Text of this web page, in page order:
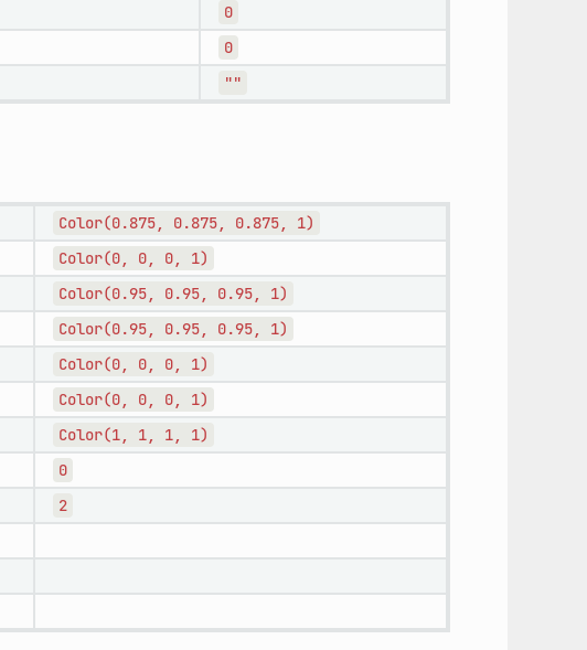
0
0
""
Color(0.875, 0.875, 0.875, 1)
Color(0, 0, 0, 1)
Color(0.95, 0.95, 0.95, 1)
Color(0.95, 0.95, 0.95, 1)
Color(0, 0, 0, 1)
Color(0, 0, 0, 1)
Color(1, 1, 1, 1)
0
2